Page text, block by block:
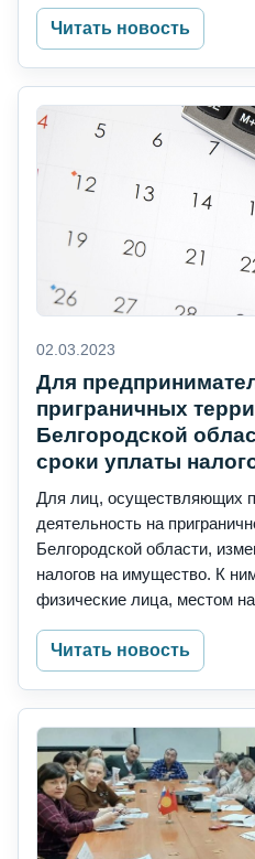
Читать новость
02.03.2023
Для
приграничных
Белгородской
сроки уплаты
Для лиц, осуществляющих
деятельность на
Белгородской области,
налогов на имущество. К
физические лица, местом
Читать новость